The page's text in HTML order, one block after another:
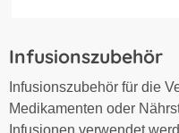
Infusionszubehör
Infusionszubehör für die
Medikamenten oder
Infusionen verwendet